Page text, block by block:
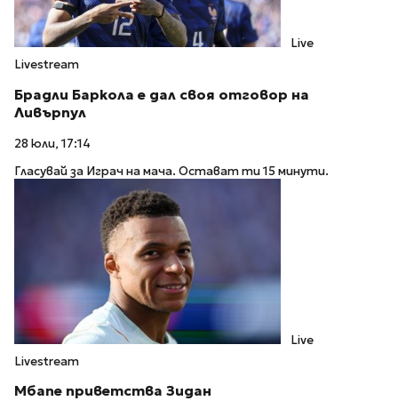
Live
Livestream
Брадли Баркола е дал своя отговор на
Ливърпул
28 юли, 17:14
Гласувай за Играч на мача. Остават ти 15 минути.
Live
Livestream
Мбапе приветства Зидан